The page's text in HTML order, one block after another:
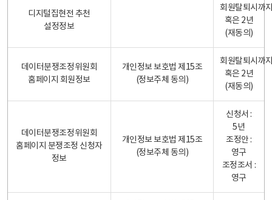
디지털집현전 추천
설정정보
회원탈퇴시까
혹은 2년
(재동의)
데이터분쟁조정위원회
홈페이지 회원정보
개인정보 보호법 제15조
(정보주체 동의)
회원탈퇴시까
혹은 2년
(재동의)
데이터분쟁조정위원회
홈페이지 분쟁조정 신청자
정보
개인정보 보호법 제15조
(정보주체 동의)
신청서 :
5년
조정안 :
영구
조정조서 :
영구